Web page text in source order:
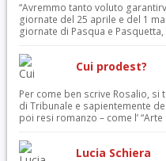
“Avremmo tanto voluto
giornate del 25 aprile e del 1
giornate di Pasqua e
Cui prodest?
Per come ben scrive Rosalio,
di Tribunale e sapientemente
poi resi romanzo – come l’ “Arte
Lucia Schiera